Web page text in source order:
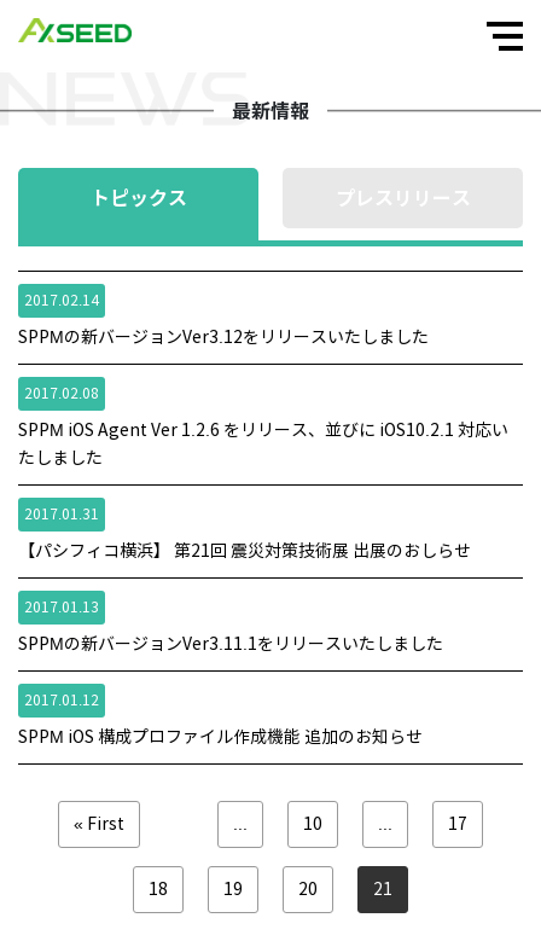
最新情報
トピックス
2017.02.14
SPPMの新バージョンVer3.12をリリースいたしました
2017.02.08
SPPM iOS Agent Ver 1.2.6 をリリース、並びに iOS10.2.1 対応い
たしました
2017.01.31
【パシフィコ横浜】 第21回 震災対策技術展 出展のおしらせ
2017.01.13
SPPMの新バージョンVer3.11.1をリリースいたしました
2017.01.12
SPPM iOS 構成プロファイル作成機能 追加のお知らせ
« First ... 10 ... 17
18 19 20 21